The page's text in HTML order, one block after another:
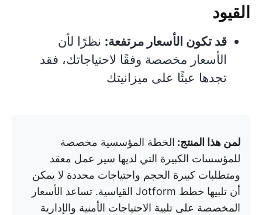
القيود
قد تكون الأسعار مرتفعة: نظرًا لأن
الأسعار مخصصة وفقًا لاحتياجاتك، فقد
تجدها عبئًا على ميزانيتك
لمن هذا المنتج: الخطة المؤسسية مخصصة
للمؤسسات الكبيرة التي لديها سير عمل معقد
ومتطلبات كبيرة الحجم واحتياجات محددة لا يمكن
أن تلبيها خطط Jotform القياسية. تساعد الأسعار
المخصصة على تلبية الاحتياجات الأمنية والإدارية